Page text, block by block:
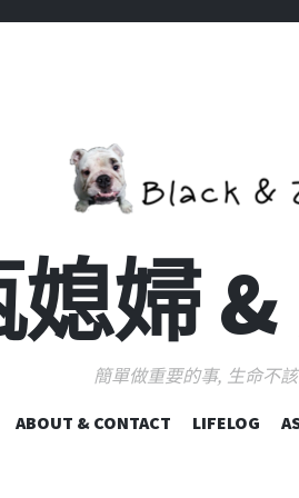
婦
簡單做重要的事, 生命不
跳
ABOUT & CONTACT LIFELOG